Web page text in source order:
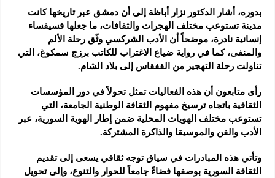
بدوره، أشار الدكتور نزار أباظة إلى أن دمشق عبر تاريخها كانت
مدينة ‏تستوعب مختلف الهجرات والثقافات، ما جعلها فسيفساء
إنسانية نادرة، ‏موضحاً أن الأدب الشركسي وثّق رحلة الألم
والمنفى، كما في رواية ضياع ‏الاغتراب للكاتب برزج سمكوغ، التي
تناولت رحلة التهجير من القفقاس إلى ‏بلاد الشام.‏
رأى متابعون أن هذه الفعاليات تمثل تحولاً في دور المؤسسات
الثقافية باتجاه ‏ترسيخ مفهوم الثقافة الوطنية الجامعة، التي
تستوعب مختلف الهويات المحلية ‏ضمن إطار الهوية السورية، عبر
الأدب والفن والموسيقا والذاكرة ‏المشتركة.‏
وتأتي هذه المبادرات في سياق توجه ثقافي يسعى إلى تقديم
الثقافة السورية ‏بوصفها فضاءً جامعاً للحوار والتنوع، وإلى تحويل